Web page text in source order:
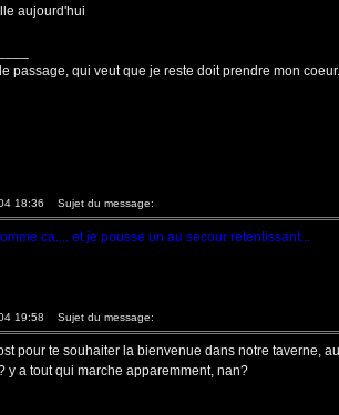
aujourd'hui
passage, qui veut que je reste doit prendre mon
18:36 Sujet du message:
ca.... et je pousse un au secour retentissant...
19:58 Sujet du message:
pour te souhaiter la bienvenue dans notre taverne,
y a tout qui marche apparemment, nan?